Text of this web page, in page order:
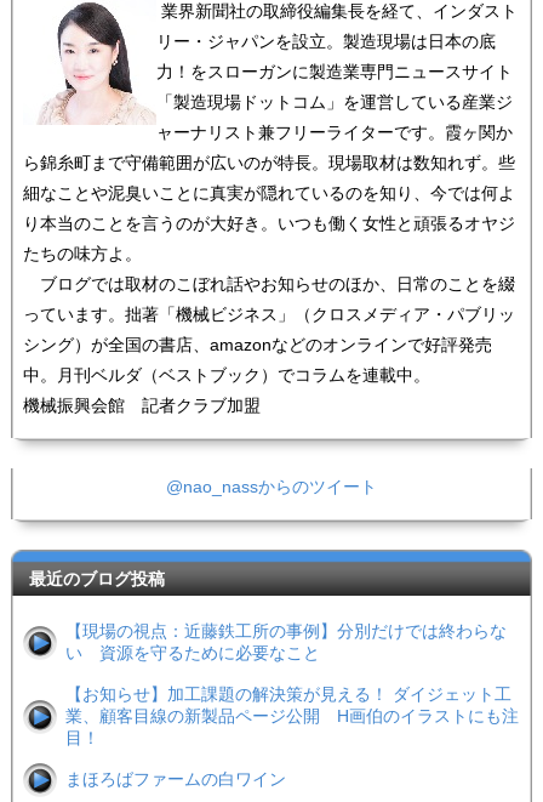
業界新聞社の取締役編集長を経て、インダスト
リー・ジャパンを設立。製造現場は日本の底
力！をスローガンに製造業専門ニュースサイト
「製造現場ドットコム」を運営している産業ジ
ャーナリスト兼フリーライターです。霞ヶ関か
ら錦糸町まで守備範囲が広いのが特長。現場取材は数知れず。些
細なことや泥臭いことに真実が隠れているのを知り、今では何よ
り本当のことを言うのが大好き。いつも働く女性と頑張るオヤジ
たちの味方よ。
ブログでは取材のこぼれ話やお知らせのほか、日常のことを綴
っています。拙著「機械ビジネス」（クロスメディア・パブリッ
シング）が全国の書店、amazonなどのオンラインで好評発売
中。月刊ベルダ（ベストブック）でコラムを連載中。
機械振興会館 記者クラブ加盟
@nao_nassからのツイート
最近のブログ投稿
【現場の視点：近藤鉄工所の事例】分別だけでは終わらな
い 資源を守るために必要なこと
【お知らせ】加工課題の解決策が見える！ ダイジェット工
業、顧客目線の新製品ページ公開 H画伯のイラストにも注
目！
まほろばファームの白ワイン